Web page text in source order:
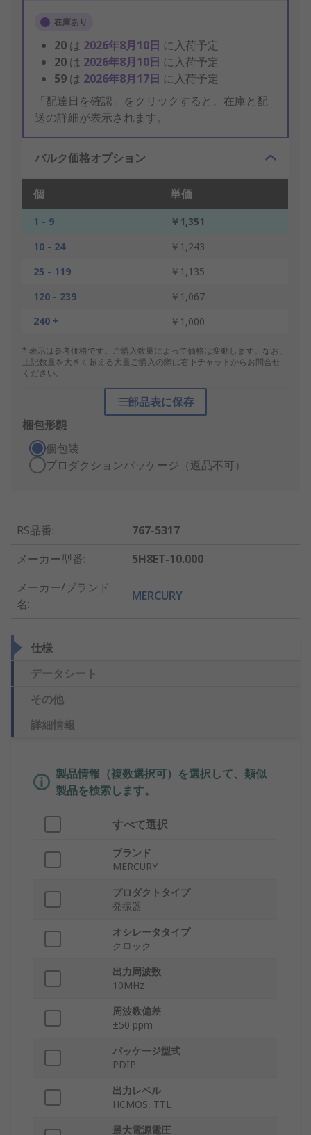
在庫あり
20 は 2026年8月10日 に入荷予定
20 は 2026年8月10日 に入荷予定
59 は 2026年8月17日 に入荷予定
「配達日を確認」をクリックすると、在庫と配
送の詳細が表示されます。
バルク価格オプション
個 単価
1 - 9
￥1,351
10 - 24
￥1,243
25 - 119
￥1,135
120 - 239
￥1,067
240 +
￥1,000
* 表示は参考価格です。ご購入数量によって価格は変動します。なお、
上記数量を大きく超える大量ご購入の際は右下チャットからお問合せ
ください。
部品表に保存
梱包形態
個包装
プロダクションパッケージ（返品不可）
RS品番:
767-5317
メーカー型番:
5H8ET-10.000
メーカー/ブランド
名:
MERCURY
仕様
データシート
その他
詳細情報
製品情報（複数選択可）を選択して、類似
製品を検索します。
すべて選択
ブランド
MERCURY
プロダクトタイプ
発振器
オシレータタイプ
クロック
出力周波数
10MHz
周波数偏差
±50 ppm
パッケージ型式
PDIP
出力レベル
HCMOS, TTL
最大電源電圧